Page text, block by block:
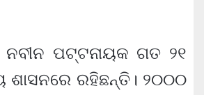
ପଟ୍ଟନାୟକ ଗତ ୨୧
ଶାସନରେ ରହିଛନ୍ତି। ୨୦୦୦